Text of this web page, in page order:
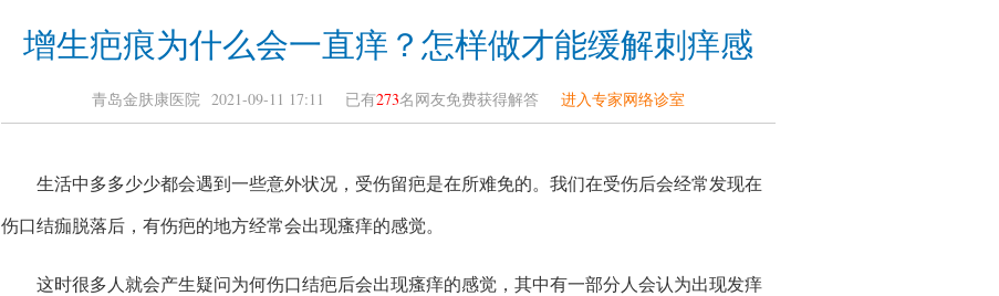
增生疤痕为什么会一直痒？怎样做才能缓解刺痒感
青岛金肤康医院 2021-09-11 17:11 已有273名网友免费获得解答 进入专家网络诊室
生活中多多少少都会遇到一些意外状况，受伤留疤是在所难免的。我们在受伤后会经常发现在
伤口结痂脱落后，有伤疤的地方经常会出现瘙痒的感觉。
这时很多人就会产生疑问为何伤口结疤后会出现瘙痒的感觉，其中有一部分人会认为出现发痒